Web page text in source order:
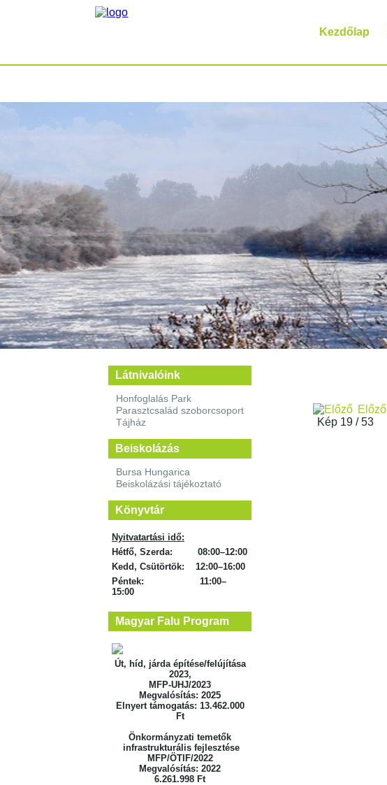
Kezdőlap
Látnivalóink
Honfoglalás Park
Parasztcsalád szoborcsoport
Tájház
Beiskolázás
Bursa Hungarica
Beiskolázási tájékoztató
Könyvtár
Nyitvatartási idő:
Hétfő, Szerda: 08:00–12:00
Kedd, Csütörtök: 12:00–16:00
Péntek: 11:00–
15:00
Magyar Falu Program
Út, híd, járda építése/felújítása
2023,
MFP-UHJ/2023
Megvalósítás: 2025
Elnyert támogatás: 13.462.000
Ft
Önkormányzati temetők
infrastrukturális fejlesztése
MFP/ÖTIF/2022
Megvalósítás: 2022
6.261.998 Ft
Előző
Kép 19 / 53